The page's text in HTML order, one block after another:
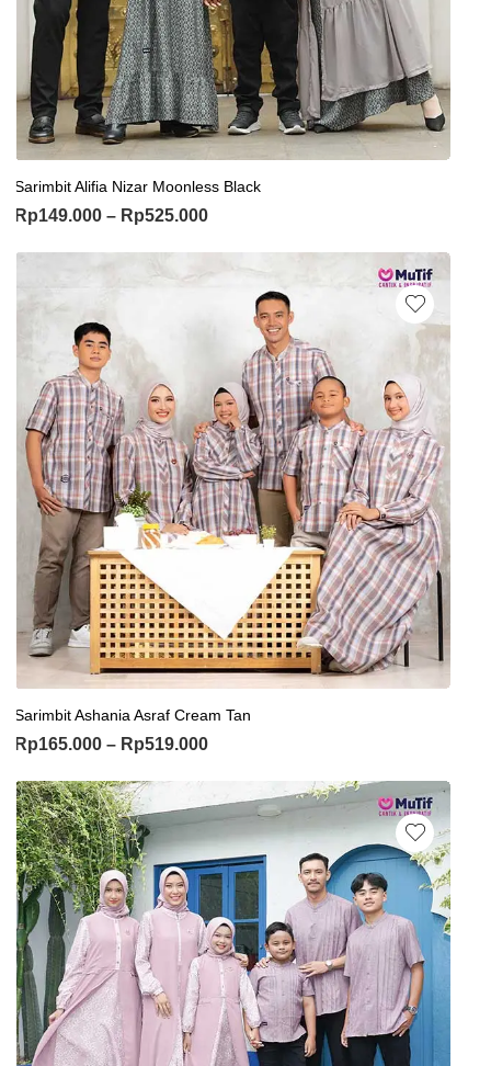
Sarimbit Alifia Nizar Moonless Black
Rp149.000 – Rp525.000
Sarimbit Ashania Asraf Cream Tan
Rp165.000 – Rp519.000